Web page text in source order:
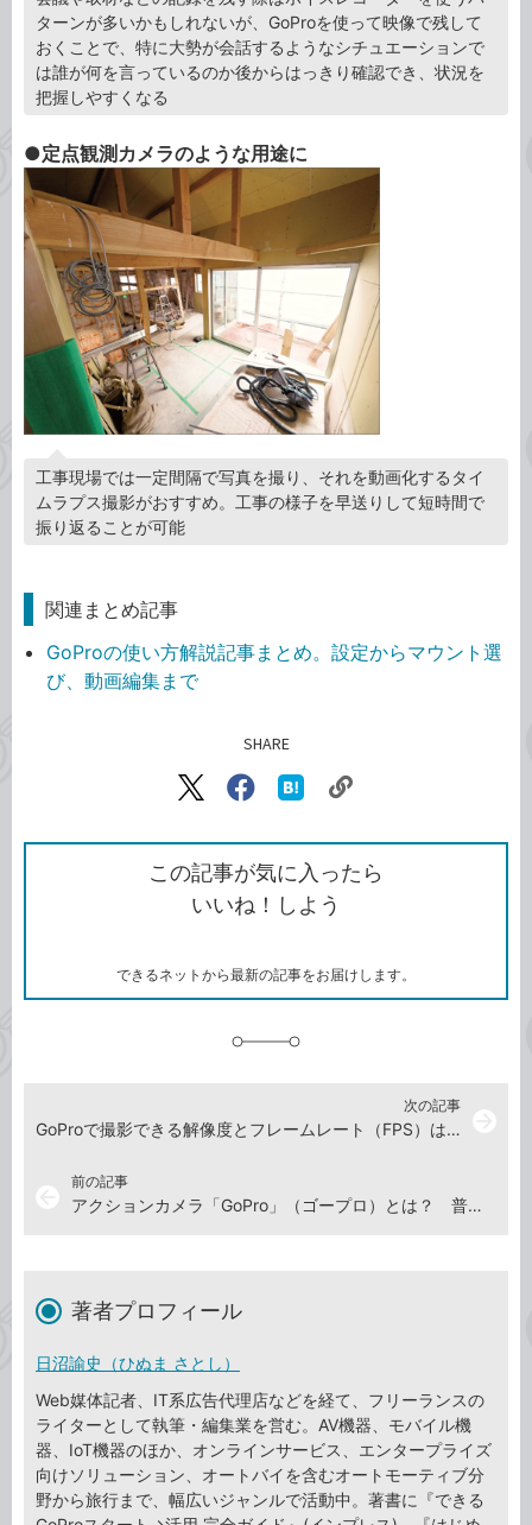
ターンが多いかもしれないが、GoProを使って映像で残して
おくことで、特に大勢が会話するようなシチュエーションで
は誰が何を言っているのか後からはっきり確認でき、状況を
把握しやすくなる
●定点観測カメラのような用途に
工事現場では一定間隔で写真を撮り、それを動画化するタイ
ムラプス撮影がおすすめ。工事の様子を早送りして短時間で
振り返ることが可能
関連まとめ記事
GoProの使い方解説記事まとめ。設定からマウント選
び、動画編集まで
SHARE
X（旧
で
シ
ェ
ア
Facebook
シ
ェ
ア
な
ブ
ッ
ク
ク
ク
を
コ
この記事が気に入ったら
いいね！しよう
できるネットから最新の記事をお届けします。
前の記事
アクションカメラ「GoPro」（ゴープロ）とは？ 普通のカメラとの違いは？
次の記事
GoProで撮影できる解像度とフレームレート（FPS）は？
著者プロフィール
日沼諭史（ひぬま さとし）
Web媒体記者、IT系広告代理店などを経て、フリーランスの
ライターとして執筆・編集業を営む。AV機器、モバイル機
器、IoT機器のほか、オンラインサービス、エンタープライズ
向けソリューション、オートバイを含むオートモーティブ分
野から旅行まで、幅広いジャンルで活動中。著書に『できる